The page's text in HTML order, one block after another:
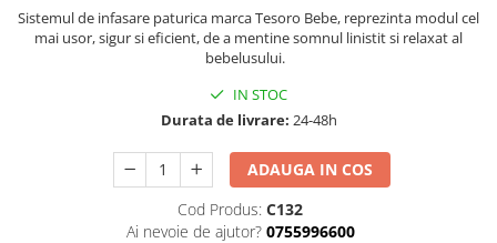
Sistemul de infasare paturica marca Tesoro Bebe, reprezinta modul cel
mai usor, sigur si eficient, de a mentine somnul linistit si relaxat al
bebelusului.
IN STOC
Durata de livrare: 24-48h
ADAUGA IN COS
Cod Produs: C132
Ai nevoie de ajutor? 0755996600